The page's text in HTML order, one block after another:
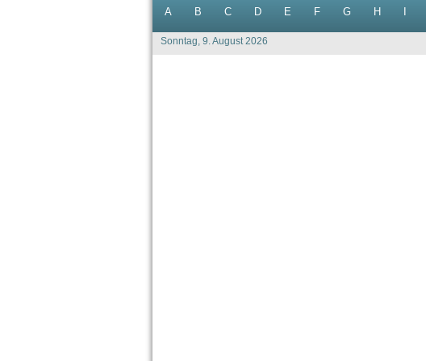
A B C D E F G H
Sonntag, 9. August 2026